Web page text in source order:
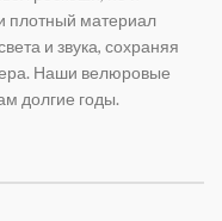
плотный материал
и звука, сохраняя
Наши велюровые
долгие годы.